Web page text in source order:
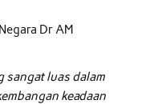
Dr AM
sangat luas dalam
keadaan